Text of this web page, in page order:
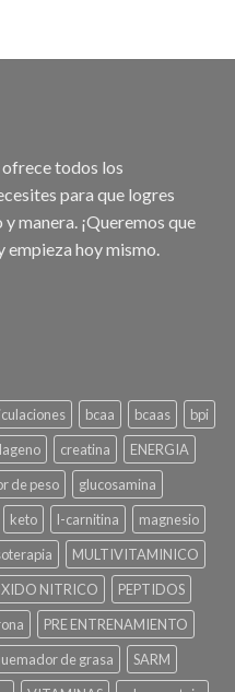
todos los
para que logres
manera. ¡Queremos que
empieza hoy mismo.
bcaa bcaas
bpi
creatina
ENERGIA
de peso
glucosamina
keto l-carnitina
magnesio
MULTIVITAMINICO
NITRICO
PEPTIDOS
PRE ENTRENAMIENTO
de grasa
SARM